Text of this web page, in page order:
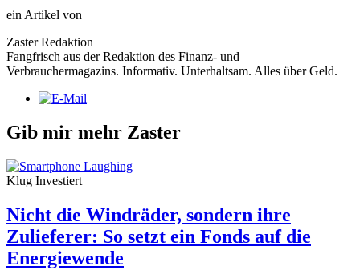
ein Artikel von
Zaster Redaktion
Fangfrisch aus der Redaktion des Finanz- und
Verbrauchermagazins. Informativ. Unterhaltsam. Alles über Geld.
Gib mir mehr Zaster
Klug Investiert
Nicht die Windräder, sondern ihre
Zulieferer: So setzt ein Fonds auf die
Energiewende